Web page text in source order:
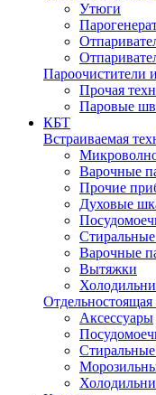
Утюги
Пароочистители
Прочая
Паровые
КБТ
Встраиваемая
Варочные
Прочие
Духовые
Варочные
Вытяжки
Отдельностоящая
Аксессуары